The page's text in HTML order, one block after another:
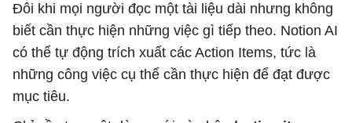
Đôi khi mọi người đọc một tài liệu dài nhưng không
biết cần thực hiện những việc gì tiếp theo. Notion AI
có thể tự động trích xuất các Action Items, tức là
những công việc cụ thể cần thực hiện để đạt được
mục tiêu.